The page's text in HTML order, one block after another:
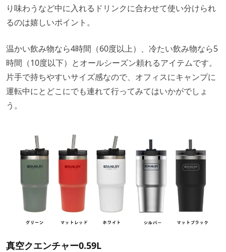
り味わうなど中に入れるドリンクに合わせて使い分けられ
るのは嬉しいポイント。
温かい飲み物なら4時間（60度以上）、冷たい飲み物なら5
時間（10度以下）とオールシーズン頼れるアイテムです。
片手で持ちやすいサイズ感なので、オフィスにキャンプに
運転中にとどこにでも連れて行ってみてはいかがでしょ
う。
真空クエンチャー0.59L